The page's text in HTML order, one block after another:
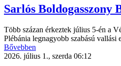
Sarlós Boldogasszony
Több százan érkeztek július 5-én a
Plébánia legnagyobb szabású vallási
Bővebben
2026. július 1., szerda 06:12